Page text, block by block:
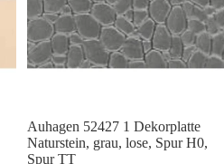
Auhagen 52427 1 Dekorplatte
Naturstein, grau, lose, Spur H0,
Spur TT